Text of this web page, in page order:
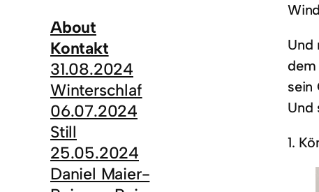
About
Kontakt
31.08.2024
Winterschlaf
06.07.2024
Still
25.05.2024
Daniel Maier-
Und
dem
sein
Und
1.